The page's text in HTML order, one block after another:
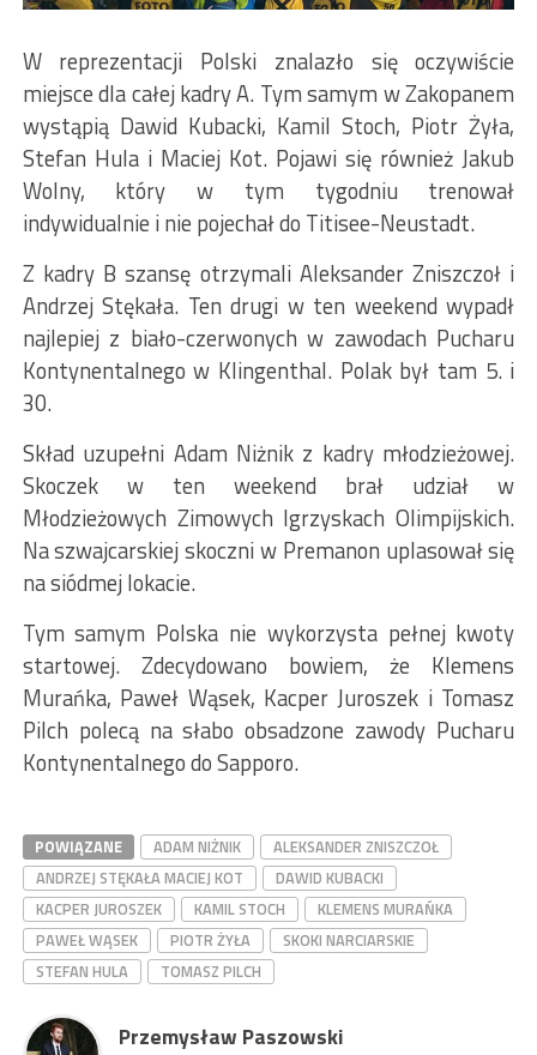
W reprezentacji Polski znalazło się oczywiście
miejsce dla całej kadry A. Tym samym w Zakopanem
wystąpią Dawid Kubacki, Kamil Stoch, Piotr Żyła,
Stefan Hula i Maciej Kot. Pojawi się również Jakub
Wolny, który w tym tygodniu trenował
indywidualnie i nie pojechał do Titisee-Neustadt.
Z kadry B szansę otrzymali Aleksander Zniszczoł i
Andrzej Stękała. Ten drugi w ten weekend wypadł
najlepiej z biało-czerwonych w zawodach Pucharu
Kontynentalnego w Klingenthal. Polak był tam 5. i
30.
Skład uzupełni Adam Niżnik z kadry młodzieżowej.
Skoczek w ten weekend brał udział w
Młodzieżowych Zimowych Igrzyskach Olimpijskich.
Na szwajcarskiej skoczni w Premanon uplasował się
na siódmej lokacie.
Tym samym Polska nie wykorzysta pełnej kwoty
startowej. Zdecydowano bowiem, że Klemens
Murańka, Paweł Wąsek, Kacper Juroszek i Tomasz
Pilch polecą na słabo obsadzone zawody Pucharu
Kontynentalnego do Sapporo.
POWIĄZANE ADAM NIŻNIK
ALEKSANDER ZNISZCZOŁ
ANDRZEJ STĘKAŁA MACIEJ KOT
DAWID KUBACKI
KACPER JUROSZEK
KAMIL STOCH
KLEMENS MURAŃKA
PAWEŁ WĄSEK
PIOTR ŻYŁA
SKOKI NARCIARSKIE
STEFAN HULA
TOMASZ PILCH
Przemysław Paszowski